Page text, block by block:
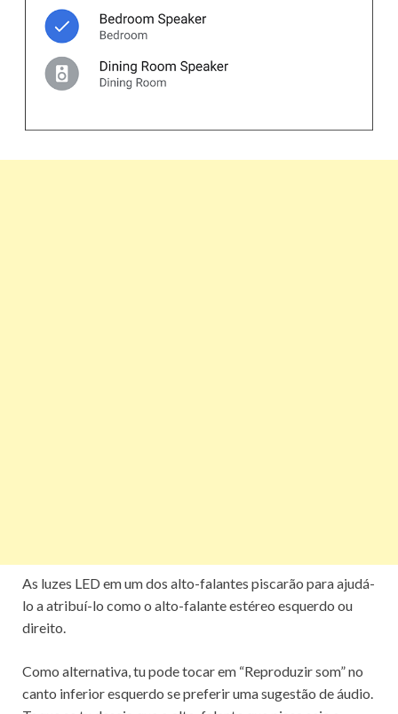
As luzes LED em um dos alto-falantes piscarão para ajudá-
lo a atribuí-lo como o alto-falante estéreo esquerdo ou
direito.
Como alternativa, tu pode tocar em “Reproduzir som” no
canto inferior esquerdo se preferir uma sugestão de áudio.